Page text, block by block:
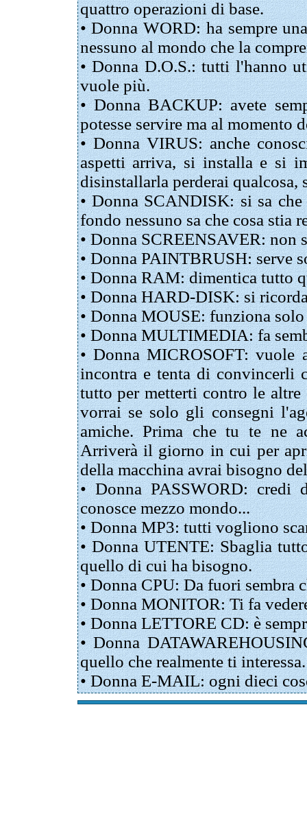
quattro operazioni di base.
• Donna WORD: ha sempre
nessuno al mondo che la
• Donna D.O.S.: tutti l'hanno
vuole più.
• Donna BACKUP: avete
potesse servire ma al momento
• Donna VIRUS: anche
aspetti arriva, si installa e si
disinstallarla perderai
• Donna SCANDISK: si sa
fondo nessuno sa che cosa stia
• Donna SCREENSAVER: non
• Donna PAINTBRUSH: serve
• Donna RAM: dimentica tutto
• Donna HARD-DISK: si
• Donna MOUSE: funziona solo
• Donna MULTIMEDIA: fa
• Donna MICROSOFT:
incontra e tenta di convincerli
tutto per metterti contro le
vorrai se solo gli consegni
amiche. Prima che tu te ne
Arriverà il giorno in cui per
della macchina avrai bisogno
• Donna PASSWORD: credi
conosce mezzo mondo...
• Donna MP3: tutti vogliono
• Donna UTENTE: Sbaglia
quello di cui ha bisogno.
• Donna CPU: Da fuori sembra
• Donna MONITOR: Ti fa
• Donna LETTORE CD: è
• Donna
quello che realmente ti interessa.
• Donna E-MAIL: ogni dieci